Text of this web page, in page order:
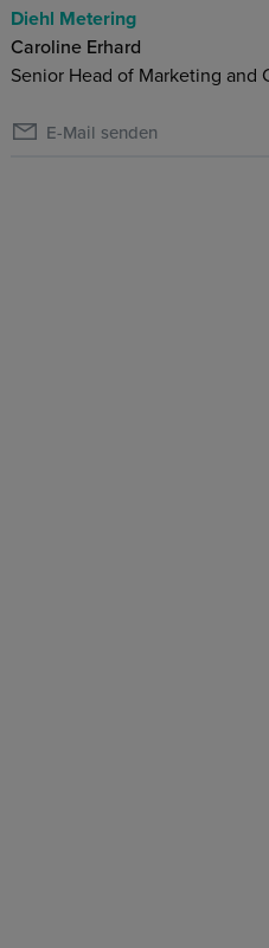
Diehl Metering
Caroline Erhard
Senior Head of Marketing and
E-Mail senden